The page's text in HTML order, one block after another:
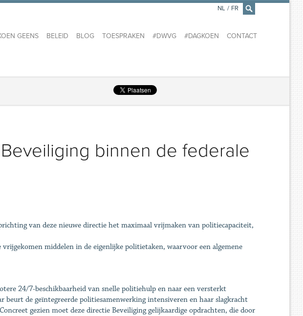
×
GEENS BELEID BLOG TOESPRAKEN #DWVG #DAGKOEN CONTACT
NL / FR
binnen de federale
van deze nieuwe directie het maximaal vrijmaken van politiecapaciteit,
middelen in de eigenlijke politietaken, waarvoor een algemene
24/7-beschikbaarheid van snelle politiehulp en naar een versterkt
beurt de geïntegreerde politiesamenwerking intensiveren en haar slagkracht
gezien moet deze directie Beveiliging gelijkaardige opdrachten, die door